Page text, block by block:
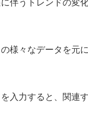
伴うトレンドの変
様々なデータを元
入力すると、関連